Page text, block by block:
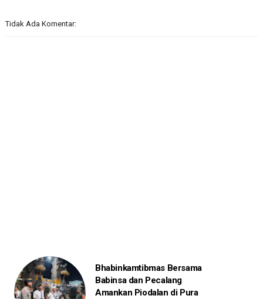
Tidak Ada Komentar:
Bhabinkamtibmas Bersama
Babinsa dan Pecalang
Amankan Piodalan di Pura